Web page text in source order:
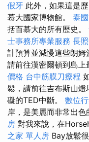
假牙 此外，如果這是
慕大國家博物館。 泰
括百慕大的所有歷史。
士事務所專業服務 長
計預算並減慢這些朗姆
請前往漢密爾頓到島上
價格 台中筋膜刀療程
鬆，請前往吉布斯山
礙的TED中斷。 數位
岸，是美麗而非常出色
房 對我來說，在
之家 單人房 Bay放鬆